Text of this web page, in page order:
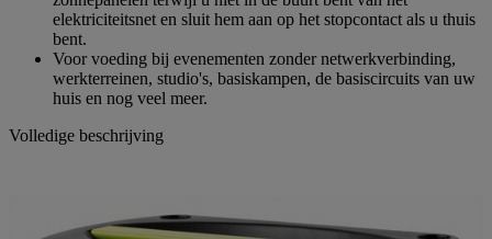
elektriciteitsnet en sluit hem aan op het stopcontact als u thuis
bent.
Voor voeding bij evenementen zonder netwerkverbinding,
werkterreinen, studio's, basiskampen, de basiscircuits van uw
huis en nog veel meer.
Volledige beschrijving